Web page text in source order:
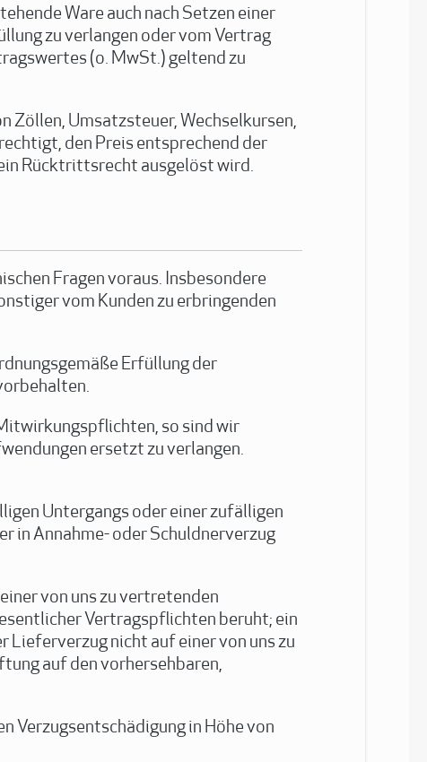
Ware auch nach Setzen einer
zu verlangen oder vom Vertrag
(o. MwSt.) geltend zu
Zöllen, Umsatzsteuer, Wechselkursen,
den Preis entsprechend der
ein Rücktrittsrecht ausgelöst wird.
Fragen voraus. Insbesondere
vom Kunden zu erbringenden
Erfüllung der
so sind wir
ersetzt zu verlangen.
Untergangs oder einer zufälligen
in Annahme- oder Schuldnerverzug
von uns zu vertretenden
Vertragspflichten beruht; ein
Lieferverzug nicht auf einer von uns zu
auf den vorhersehbaren,
Verzugsentschädigung in Höhe von